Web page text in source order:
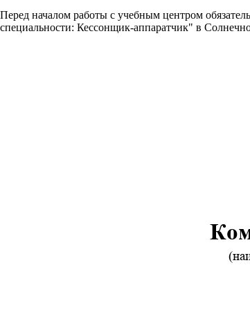
Перед началом работы с учебным центром
специальности: Кессонщик-аппаратчик" в